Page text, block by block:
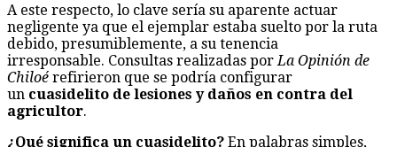
A este respecto, lo clave sería su aparente actuar
negligente ya que el ejemplar estaba suelto por la ruta
debido, presumiblemente, a su tenencia
irresponsable. Consultas realizadas porLa Opinión de
Chiloé refirieron que se podría configurar
un cuasidelito de lesiones y daños en contra del
agricultor.
¿Qué significa un cuasidelito? En palabras simples,